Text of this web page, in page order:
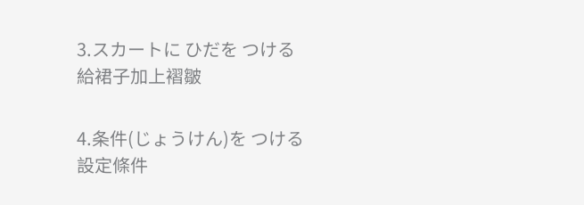
3.スカートに ひだを つける
給裙子加上褶皺
4.条件(じょうけん)を つける
設定條件